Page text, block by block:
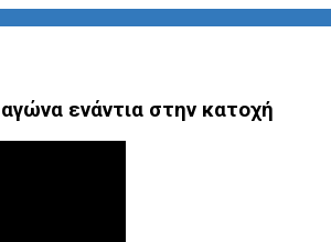
ενάντια στην κατοχή